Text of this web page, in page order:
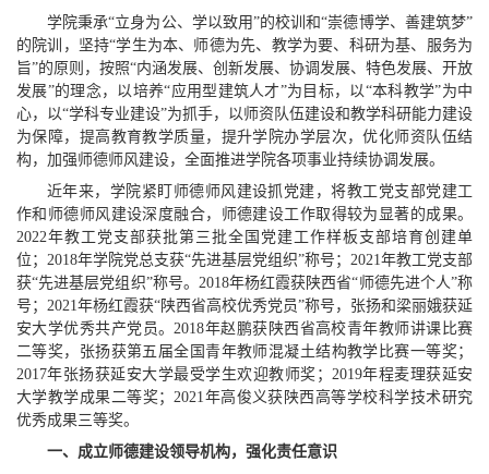
学院秉承“立身为公、学以致用”的校训和“崇德博学、善建筑梦”
的院训，坚持“学生为本、师德为先、教学为要、科研为基、服务为
旨”的原则，按照“内涵发展、创新发展、协调发展、特色发展、开放
发展”的理念，以培养“应用型建筑人才”为目标，以“本科教学”为中
心，以“学科专业建设”为抓手，以师资队伍建设和教学科研能力建设
为保障，提高教育教学质量，提升学院办学层次，优化师资队伍结
构，加强师德师风建设，全面推进学院各项事业持续协调发展。
近年来，学院紧盯师德师风建设抓党建，将教工党支部党建工
作和师德师风建设深度融合，师德建设工作取得较为显著的成果。
2022年教工党支部获批第三批全国党建工作样板支部培育创建单
位；2018年学院党总支获“先进基层党组织”称号；2021年教工党支部
获“先进基层党组织”称号。2018年杨红霞获陕西省“师德先进个人”称
号；2021年杨红霞获“陕西省高校优秀党员”称号，张扬和梁丽娥获延
安大学优秀共产党员。2018年赵鹏获陕西省高校青年教师讲课比赛
二等奖，张扬获第五届全国青年教师混凝土结构教学比赛一等奖；
2017年张扬获延安大学最受学生欢迎教师奖；2019年程麦理获延安
大学教学成果二等奖；2021年高俊义获陕西高等学校科学技术研究
优秀成果三等奖。
一、成立师德建设领导机构，强化责任意识